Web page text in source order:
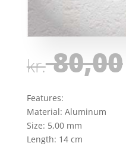
kr.80,00
Features:
Material: Aluminum
Size: 5,00 mm
Length: 14 cm